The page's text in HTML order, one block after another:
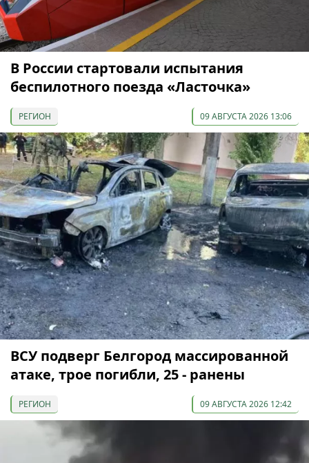
В России стартовали испытания
беспилотного поезда «Ласточка»
РЕГИОН 09 АВГУСТА 2026 13:06
ВСУ подверг Белгород массированной
атаке, трое погибли, 25 - ранены
РЕГИОН 09 АВГУСТА 2026 12:42